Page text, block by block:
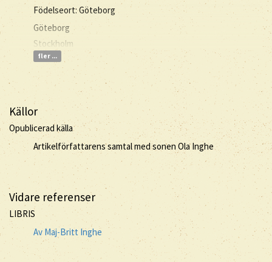
Födelseort: Göteborg
Göteborg
Stockholm
fler ...
Källor
Opublicerad källa
Artikelförfattarens samtal med sonen Ola Inghe
Vidare referenser
LIBRIS
Av Maj-Britt Inghe